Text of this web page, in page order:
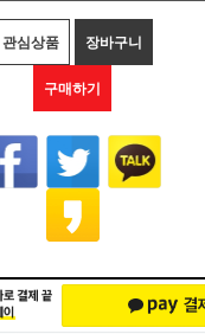
관심상품 장바구니
구매하기